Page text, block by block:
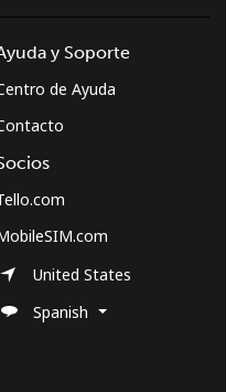
y Soporte
de Ayuda
United States
Spanish